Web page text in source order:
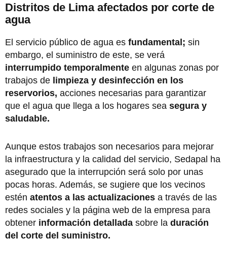
Distritos de Lima afectados por corte de
agua
El servicio público de agua es fundamental; sin
embargo, el suministro de este, se verá
interrumpido temporalmente en algunas zonas por
trabajos de limpieza y desinfección en los
reservorios, acciones necesarias para garantizar
que el agua que llega a los hogares sea segura y
saludable.
Aunque estos trabajos son necesarios para mejorar
la infraestructura y la calidad del servicio, Sedapal ha
asegurado que la interrupción será solo por unas
pocas horas. Además, se sugiere que los vecinos
estén atentos a las actualizaciones a través de las
redes sociales y la página web de la empresa para
obtener información detallada sobre la duración
del corte del suministro.